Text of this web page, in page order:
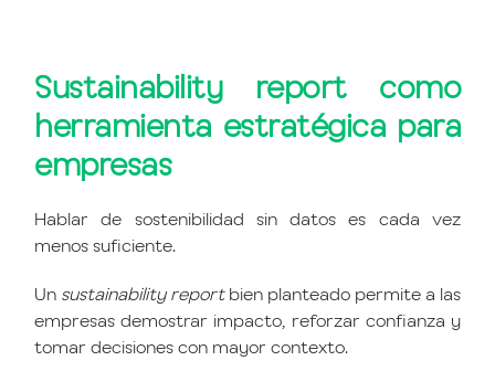
Sustainability report como
herramienta estratégica para
empresas
Hablar de sostenibilidad sin datos es cada vez
menos suficiente.
Un sustainability reportbien planteado permite a las
empresas demostrar impacto, reforzar confianza y
tomar decisiones con mayor contexto.